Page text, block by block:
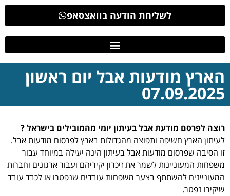
לשליחת הודעה בוואצסאפ
הארץ מודעות אבל יום ראשון
07.09.2025
רוצה לפרסם מודעת אבל בעיתון יומי מהמובילים בישראל ?
לעיתון הארץ חשיפה ותפוצה מהגדולות בארץ לפרסום מודעות אבל.
זו הסיבה שפרסום מודעות אבל בעיתון הינה יעילה במיוחד עבור
משפחות המעוניינות לשמר את זיכרון יקיריהם ועבור ארגונים וחברות
המעוניינים להשתתף בצער משפחות עובדים שנפטרו או לכבד עובד
שיקירו נפטר.